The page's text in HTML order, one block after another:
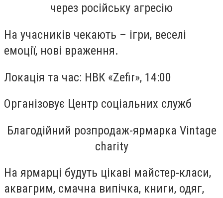
через російську агресію
На учасників чекають – ігри, веселі
емоції, нові враження.
Локація та час: НВК «Zefir», 14:00
Організовує Центр соціальних служб
Благодійний розпродаж-ярмарка Vintage
charity
На ярмарці будуть цікаві майстер-класи,
аквагрим, смачна випічка, книги, одяг,